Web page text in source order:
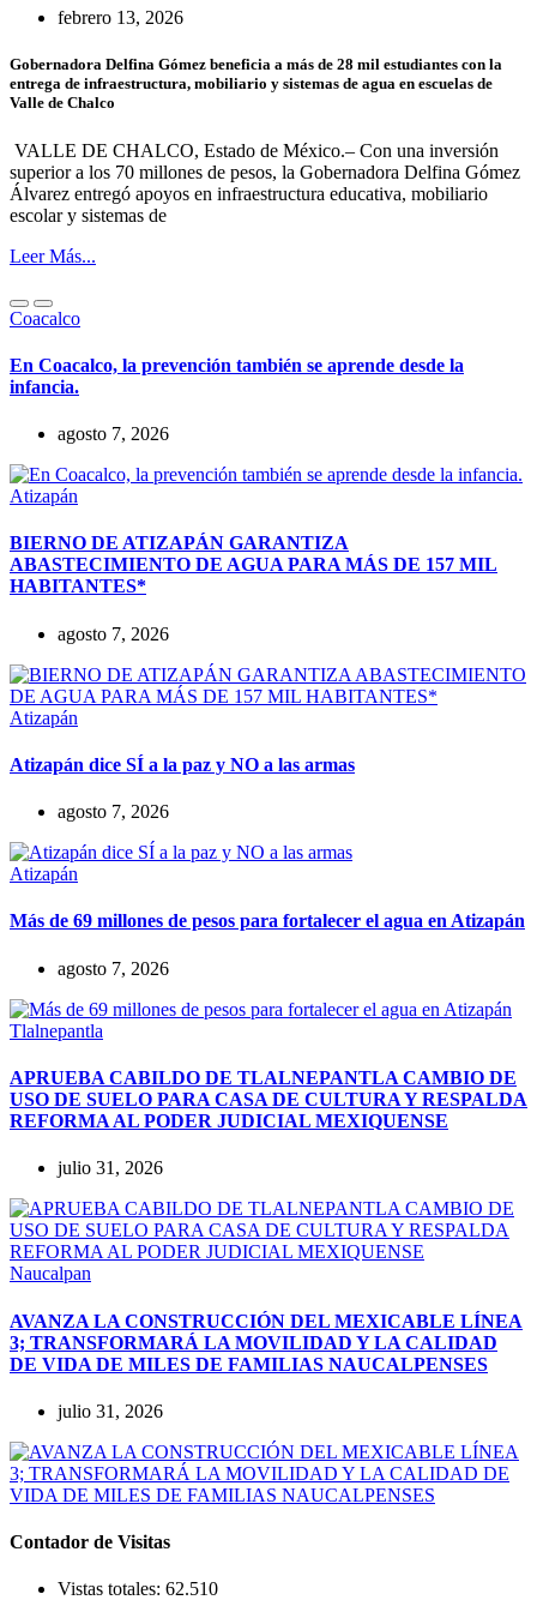
febrero 13, 2026
Gobernadora Delfina Gómez beneficia a más de 28 mil estudiantes con la
entrega de infraestructura, mobiliario y sistemas de agua en escuelas de
Valle de Chalco
VALLE DE CHALCO, Estado de México.– Con una inversión
superior a los 70 millones de pesos, la Gobernadora Delfina Gómez
Álvarez entregó apoyos en infraestructura educativa, mobiliario
escolar y sistemas de
Leer Más...
Coacalco
En Coacalco, la prevención también se aprende desde la
infancia.
agosto 7, 2026
Atizapán
BIERNO DE ATIZAPÁN GARANTIZA
ABASTECIMIENTO DE AGUA PARA MÁS DE 157 MIL
HABITANTES*
agosto 7, 2026
Atizapán
Atizapán dice SÍ a la paz y NO a las armas
agosto 7, 2026
Atizapán
Más de 69 millones de pesos para fortalecer el agua en Atizapán
agosto 7, 2026
Tlalnepantla
APRUEBA CABILDO DE TLALNEPANTLA CAMBIO DE
USO DE SUELO PARA CASA DE CULTURA Y RESPALDA
REFORMA AL PODER JUDICIAL MEXIQUENSE
julio 31, 2026
Naucalpan
AVANZA LA CONSTRUCCIÓN DEL MEXICABLE LÍNEA
3; TRANSFORMARÁ LA MOVILIDAD Y LA CALIDAD
DE VIDA DE MILES DE FAMILIAS NAUCALPENSES
julio 31, 2026
Contador de Visitas
Vistas totales: 62.510